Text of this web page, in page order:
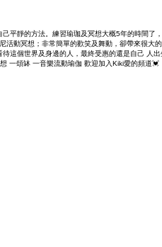
平靜的方法。練習瑜珈及冥想大概5年的時間
動冥想；非常簡單的歡笑及舞動，卻帶來很
這個世界及身邊的人，最終受惠的還是自己
一頌缽 一音樂流動瑜伽 歡迎加入Kiki愛的頻道💓